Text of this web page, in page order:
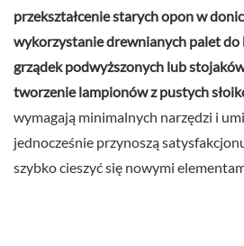
przekształcenie starych opon w
wykorzystanie drewnianych palet
grządek podwyższonych lub
tworzenie lampionów z pustych
wymagają minimalnych narzędzi i
jednocześnie przynoszą
szybko cieszyć się nowymi